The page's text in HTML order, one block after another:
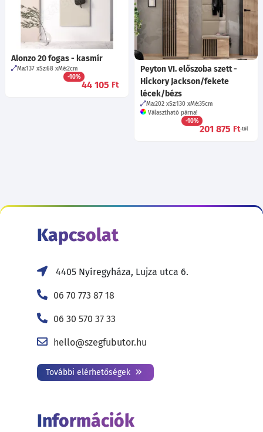
Alonzo 20 fogas - kasmír
Ma:137 Sz:68 Mé:2cm
-10%
44 105 Ft
Peyton VI. előszoba szett -
Hickory Jackson/fekete
lécek/bézs
Ma:202 Sz:130 Mé:35cm
Választható párna!
-10%
201 875 Ft-tól
Kapcsolat
4405 Nyíregyháza, Lujza utca 6.
06 70 773 87 18
06 30 570 37 33
hello@szegfubutor.hu
További elérhetőségek
Információk